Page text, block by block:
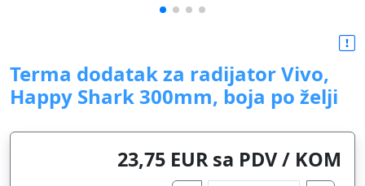
Terma dodatak za radijator Vivo,
Happy Shark 300mm, boja po želji
23,75 EUR sa PDV / KOM